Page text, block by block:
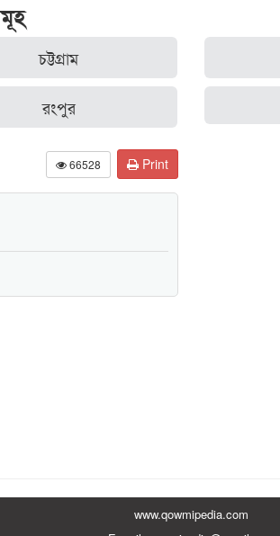
চট্টগ্রাম
রংপুর
66528 Print
www.qowmipedia.com